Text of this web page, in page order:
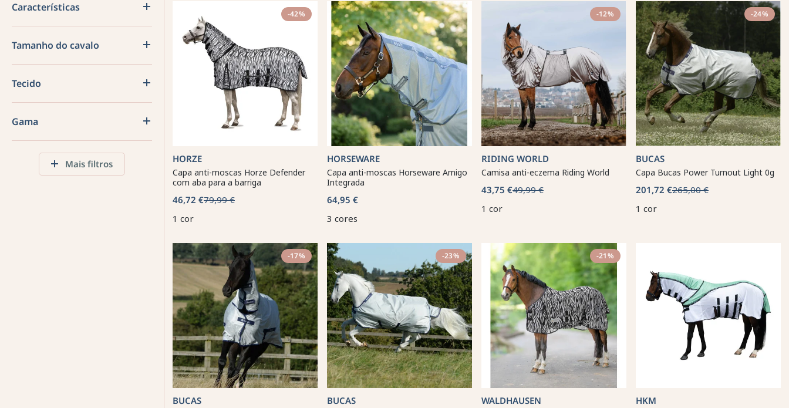
Características
Tamanho do cavalo
Tecido
Gama
Mais filtros
-42%
HORZE
Capa anti-moscas Horze Defender
com aba para a barriga
46,72 €79,99 €
1 cor
HORSEWARE
Capa anti-moscas Horseware Amigo
Integrada
64,95 €
3 cores
-12%
RIDING WORLD
Camisa anti-eczema Riding World
43,75 €49,99 €
1 cor
-24%
BUCAS
Capa Bucas Power Turnout Light 0g
201,72 €265,00 €
1 cor
-17%
BUCAS
-23%
BUCAS
-21%
WALDHAUSEN HKM